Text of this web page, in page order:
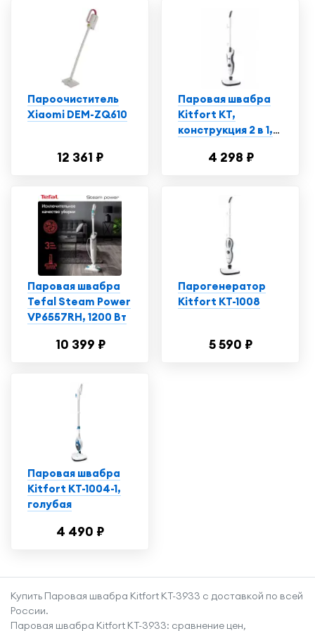
Пароочиститель
Xiaomi DEM-ZQ610
12 361 ₽
Паровая швабра
Kitfort КТ,
конструкция 2 в 1,
подачи пара,
4 298 ₽
Паровая швабра
Tefal Steam Power
VP6557RH, 1200 Вт
10 399 ₽
Парогенератор
Kitfort КТ-1008
5 590 ₽
Паровая швабра
Kitfort КТ-1004-1,
голубая
4 490 ₽
Купить Паровая швабра Kitfort КТ-3933 с доставкой по всей
России.
Паровая швабра Kitfort КТ-3933: сравнение цен,